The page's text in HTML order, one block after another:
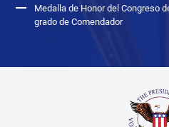
Medalla de Honor del Congreso
grado de Comendador